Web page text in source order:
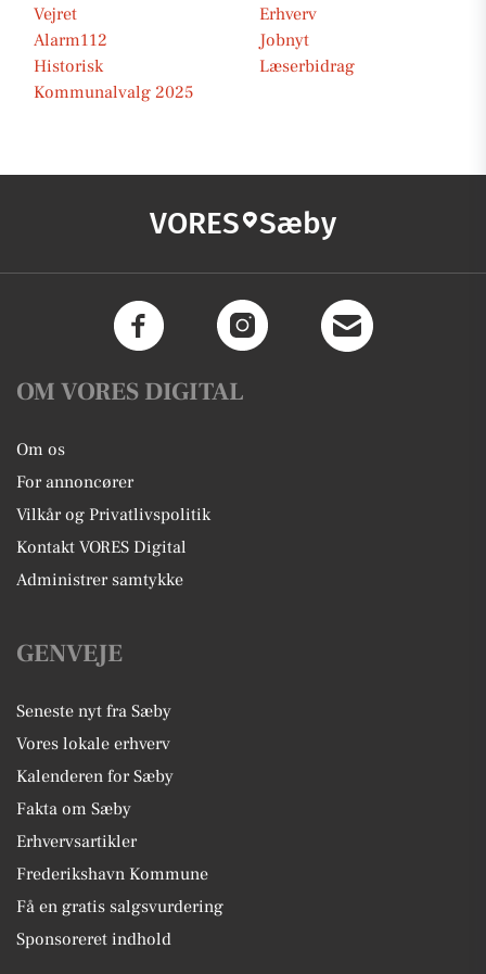
Vejret
Erhverv
Alarm112
Jobnyt
Historisk
Læserbidrag
Kommunalvalg 2025
VORES Sæby
OM VORES DIGITAL
Om os
For annoncører
Vilkår og Privatlivspolitik
Kontakt VORES Digital
Administrer samtykke
GENVEJE
Seneste nyt fra Sæby
Vores lokale erhverv
Kalenderen for Sæby
Fakta om Sæby
Erhvervsartikler
Frederikshavn Kommune
Få en gratis salgsvurdering
Sponsoreret indhold